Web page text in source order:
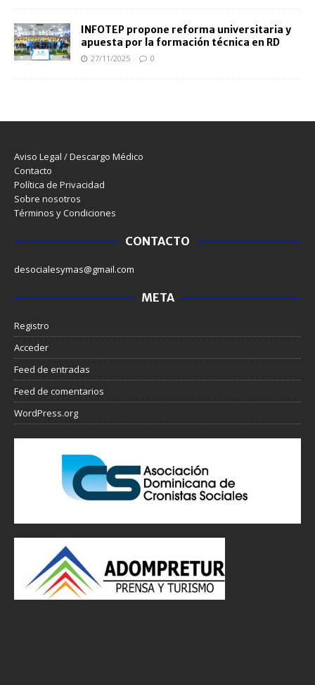
INFOTEP propone reforma universitaria y
apuesta por la formación técnica en RD
27/11/2025 0
Aviso Legal / Descargo Médico
Contacto
Política de Privacidad
Sobre nosotros
Términos y Condiciones
CONTACTO
desocialesymas@gmail.com
META
Registro
Acceder
Feed de entradas
Feed de comentarios
WordPress.org